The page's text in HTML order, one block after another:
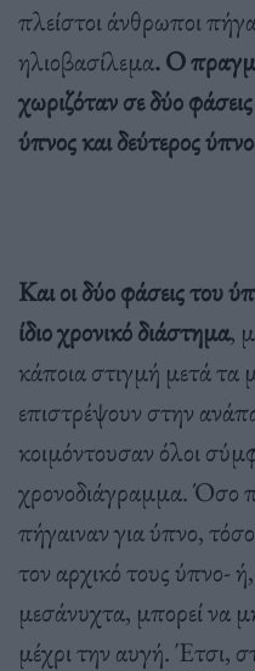
πλείστοι άνθρωποι
ηλιοβασίλεμα.Ο
χωριζόταν σε δύο
ύπνος και δεύτερος
Και οι δύο φάσεις του
ίδιο χρονικό διάστημα,
κάποια στιγμή μετά τα
επιστρέψουν στην
κοιμόντουσαν όλοι
χρονοδιάγραμμα. Όσο
πήγαιναν για ύπνο,
τον αρχικό τους ύπνο-
μεσάνυχτα, μπορεί να
μέχρι την αυγή. Έτσι,